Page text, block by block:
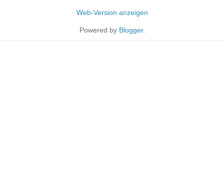
Web-Version anzeigen
Powered by Blogger.